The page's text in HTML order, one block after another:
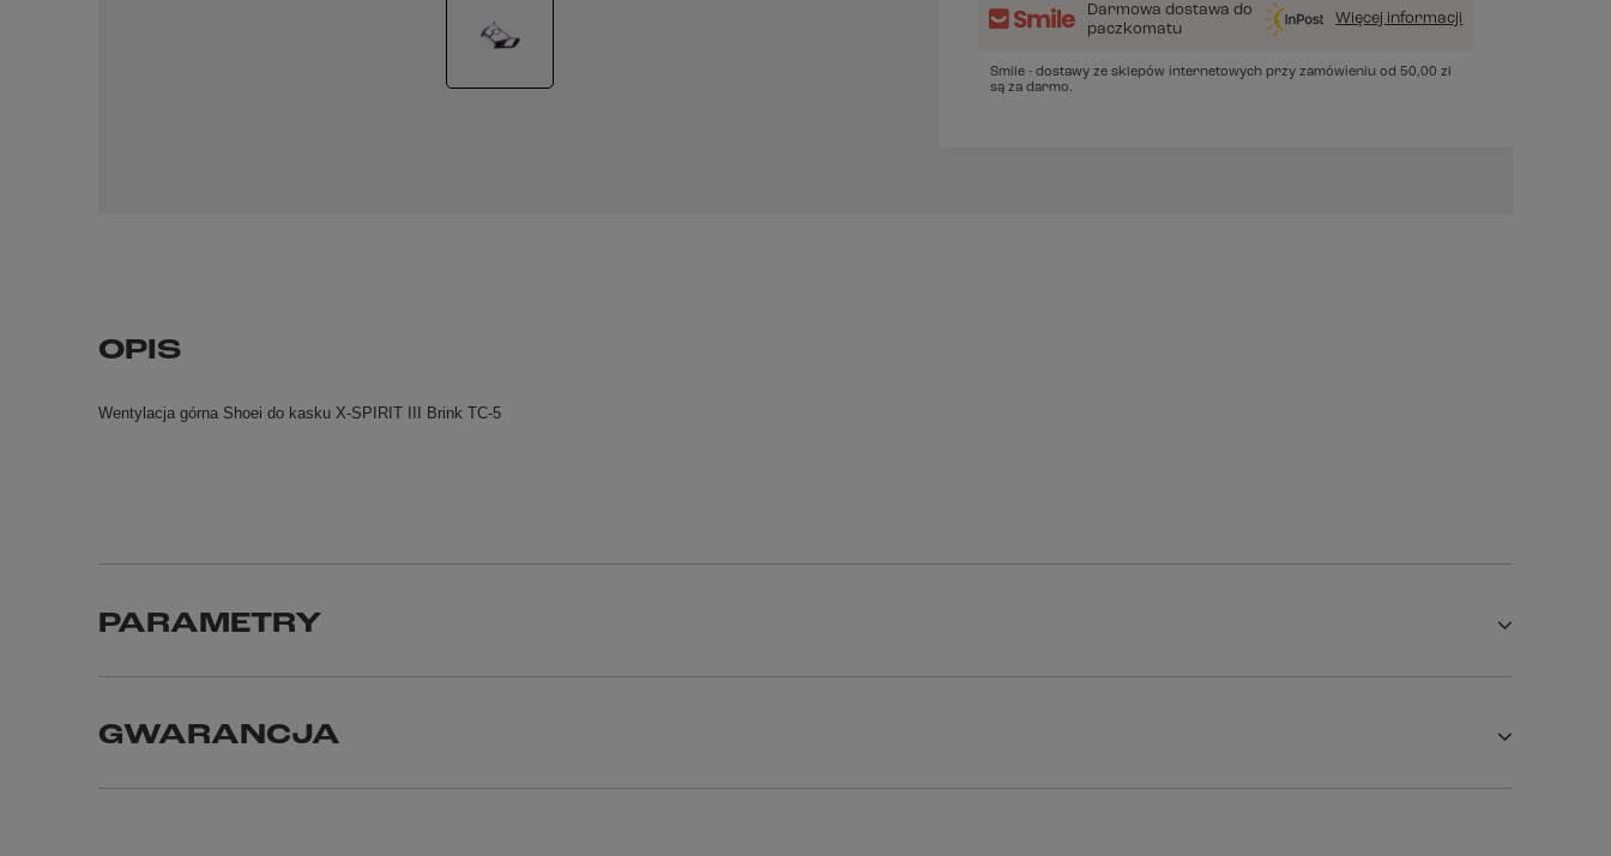
Darmowa dostawa do
paczkomatu
Więcej informacji
Smile - dostawy ze sklepów internetowych przy zamówieniu od 50,00 zł
są za darmo.
OPIS
Wentylacja górna Shoei do kasku X-SPIRIT III Brink TC-5
PARAMETRY
GWARANCJA